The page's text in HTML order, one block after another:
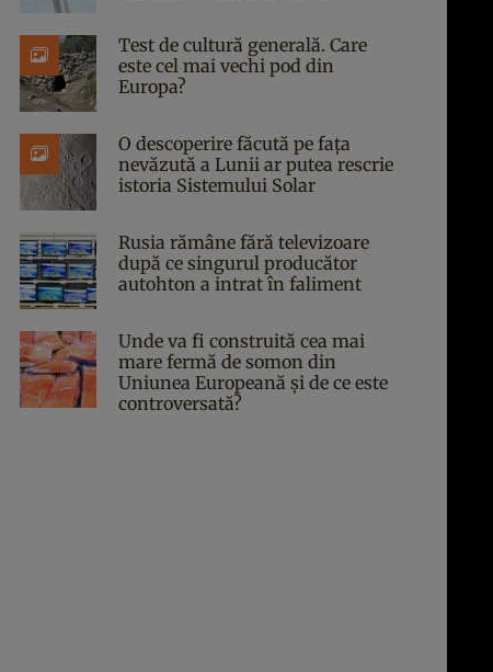
Test de cultură generală. Care
este cel mai vechi pod din
Europa?
O descoperire făcută pe fața
nevăzută a Lunii ar putea rescrie
istoria Sistemului Solar
Rusia rămâne fără televizoare
după ce singurul producător
autohton a intrat în faliment
Unde va fi construită cea mai
mare fermă de somon din
Uniunea Europeană și de ce este
controversată?